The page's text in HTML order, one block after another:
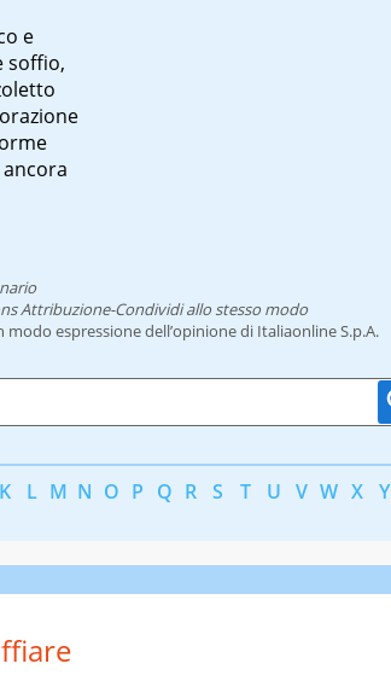
e
soffio,
Attribuzione-Condividi allo stesso modo
espressione dell’opinione di Italiaonline S.p.A.
K L M N O P Q R S T U V W X Y